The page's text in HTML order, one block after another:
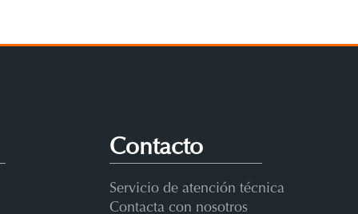
Contacto
Servicio de atención técnica
Contacta con nosotros